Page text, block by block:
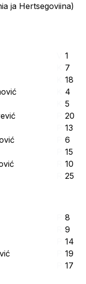
ja Hertsegoviina)
1
7
18
4
5
20
13
6
15
10
25
8
9
14
19
17